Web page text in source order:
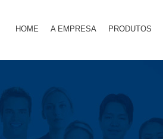
HOME A EMPRESA PRODUTOS